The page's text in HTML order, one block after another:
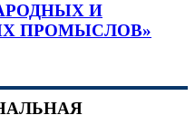
И
ПРОМЫСЛОВ»